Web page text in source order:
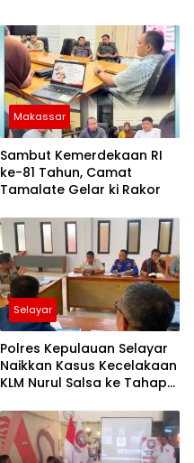
Makassar
Sambut Kemerdekaan RI
ke-81 Tahun, Camat
Tamalate Gelar ki Rakor
Selayar
Polres Kepulauan Selayar
Naikkan Kasus Kecelakaan
KLM Nurul Salsa ke Tahap